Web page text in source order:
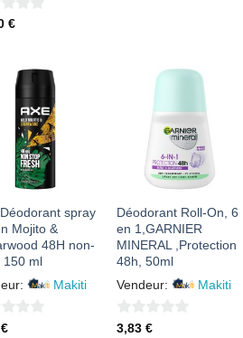
€
AJOUTER
À MES
FAVORIS
spray
Mojito &
48H non-
150 ml
Makiti
€
AJOUTER
À MES
FAVORIS
Déodorant Roll-On, 6
en 1,GARNIER
MINERAL ,Protection
48h, 50ml
Vendeur:
Makiti
0
3,83 €